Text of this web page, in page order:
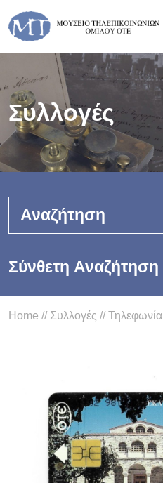
Συλλογές
Αναζήτηση
Σύνθετη Αναζήτηση
Home // Συλλογές //Τηλεφωνία